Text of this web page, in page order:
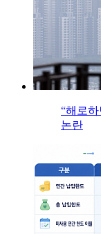
“해로하
논란